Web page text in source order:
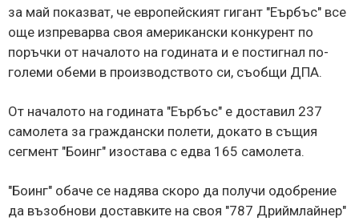
за май показват, че европейският гигант "Еърбъс" все
още изпреварва своя американски конкурент по
поръчки от началото на годината и е постигнал по-
големи обеми в производството си, съобщи ДПА.
От началото на годината "Еърбъс" е доставил 237
самолета за граждански полети, докато в същия
сегмент "Боинг" изостава с едва 165 самолета.
"Боинг" обаче се надява скоро да получи одобрение
да възобнови доставките на своя "787 Дриймлайнер"